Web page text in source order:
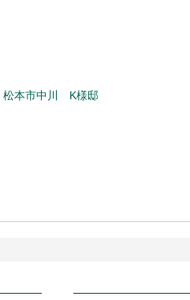
松本市中川 K様邸